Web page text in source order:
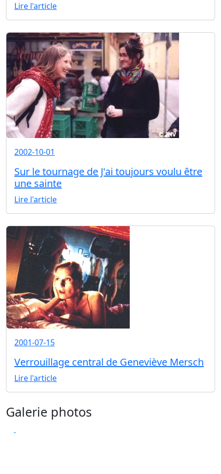
Lire l'article
2002-10-01
Sur le tournage de J'ai toujours voulu être
une sainte
Lire l'article
2001-07-15
Verrouillage central de Geneviève Mersch
Lire l'article
Galerie photos